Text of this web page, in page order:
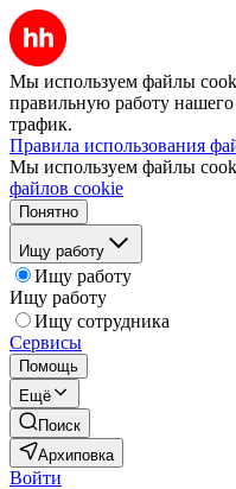
Мы используем файлы
правильную работу нашего
трафик.
Правила использования
Мы используем файлы
файлов cookie
Понятно
Ищу работу
Ищу работу
Ищу работу
Ищу сотрудника
Сервисы
Помощь
Ещё
Поиск
Архиповка
Войти